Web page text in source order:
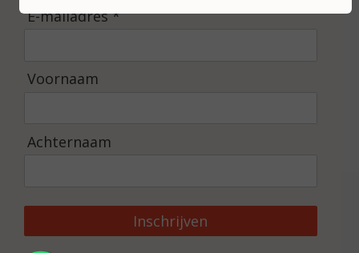
E-mailadres *
Voornaam
Achternaam
Inschrijven